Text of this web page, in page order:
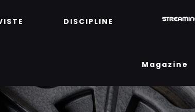
DISCIPLINE
Magazine